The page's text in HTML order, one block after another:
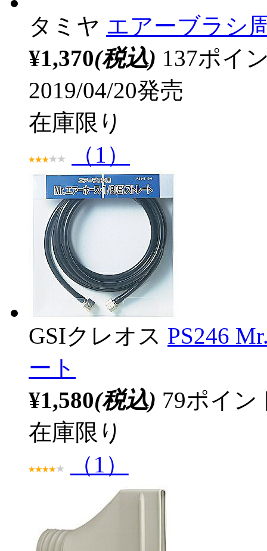
タミヤ エアーブラシ
¥1,370(税込) 137ポイ
2019/04/20発売
在庫限り
（1）
GSIクレオス PS246
ート
¥1,580(税込) 79ポイ
在庫限り
（1）